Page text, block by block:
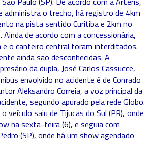
administra o trecho, há registro de 4km
na pista sentido Curitiba e 2km no
de acordo com a concessionária,
e o canteiro central foram interditados.
ainda são desconhecidas. A
da dupla, José Carlos Cassucce,
envolvido no acidente é de Conrado
Aleksandro Correia, a voz principal da
segundo apurado pela rede Globo.
veículo saiu de Tijucas do Sul (PR), onde
na sexta-feira (6), e seguia com
(SP), onde há um show agendado